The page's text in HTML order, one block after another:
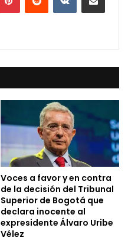
Voces a favor y en contra
de la decisión del Tribunal
Superior de Bogotá que
declara inocente al
expresidente Álvaro Uribe
Vélez